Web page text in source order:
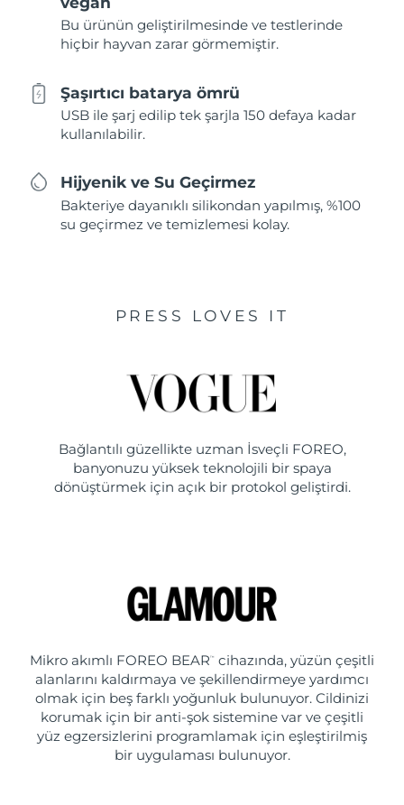
Bu ürünün geliştirilmesinde ve testlerinde
hiçbir hayvan zarar görmemiştir.
Şaşırtıcı batarya ömrü
USB ile şarj edilip tek şarjla 150 defaya kadar
kullanılabilir.
Hijyenik ve Su Geçirmez
Bakteriye dayanıklı silikondan yapılmış, %100
su geçirmez ve temizlemesi kolay.
PRESS LOVES IT
Bağlantılı güzellikte uzman İsveçli FOREO,
banyonuzu yüksek teknolojili bir spaya
dönüştürmek için açık bir protokol geliştirdi.
Mikro akımlı FOREO BEAR ™
cihazında, yüzün çeşitli
alanlarını kaldırmaya ve şekillendirmeye yardımcı
olmak için beş farklı yoğunluk bulunuyor. Cildinizi
korumak için bir anti-şok sistemine var ve çeşitli
yüz egzersizlerini programlamak için eşleştirilmiş
bir uygulaması bulunuyor.